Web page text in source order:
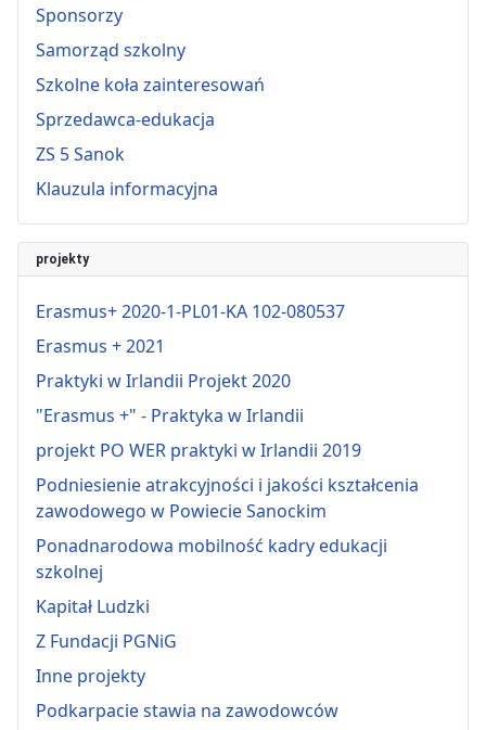
Sponsorzy
Samorząd szkolny
Szkolne koła zainteresowań
Sprzedawca-edukacja
ZS 5 Sanok
Klauzula informacyjna
projekty
Erasmus+ 2020-1-PL01-KA 102-080537
Erasmus + 2021
Praktyki w Irlandii Projekt 2020
"Erasmus +" - Praktyka w Irlandii
projekt PO WER praktyki w Irlandii 2019
Podniesienie atrakcyjności i jakości kształcenia
zawodowego w Powiecie Sanockim
Ponadnarodowa mobilność kadry edukacji
szkolnej
Kapitał Ludzki
Z Fundacji PGNiG
Inne projekty
Podkarpacie stawia na zawodowców